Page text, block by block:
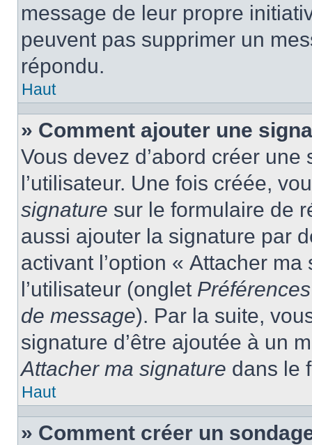
message de leur propre
peuvent pas supprimer un
répondu.
Haut
» Comment ajouter une
Vous devez d’abord créer
l’utilisateur. Une fois créée,
signature sur le formulaire de
aussi ajouter la signature par
activant l’option « Attacher
l’utilisateur (onglet
de message). Par la suite,
signature d’être ajoutée à un
Attacher ma signature dans le
Haut
» Comment créer un